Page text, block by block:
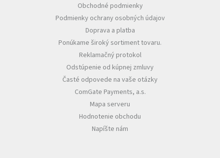
Obchodné podmienky
Podmienky ochrany osobných údajov
Doprava a platba
Ponúkame široký sortiment tovaru.
Reklamačný protokol
Odstúpenie od kúpnej zmluvy
Časté odpovede na vaše otázky
ComGate Payments, a.s.
Mapa serveru
Hodnotenie obchodu
Napíšte nám